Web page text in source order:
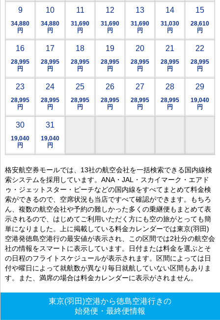
9
34,880
円
10
34,880
円
11
31,690
円
12
31,690
円
13
31,690
円
14
31,030
円
15
28,610
円
16
28,995
円
17
28,995
円
18
28,995
円
19
28,995
円
20
28,995
円
21
28,995
円
22
28,995
円
23
28,995
円
24
28,995
円
25
28,995
円
26
28,995
円
27
28,995
円
28
28,995
円
29
19,040
円
30
19,040
円
31
19,040
円
格安航空券モールでは、13社の航空会社を一括検索できる国内線検
索システムを採用しています。ANA・JAL・スカイマーク・エアド
ゥ・ジェットスター・ピーチなどの国内線をすべてまとめて料金検
索ができるので、空席状況も当店ですべて確認ができます。もちろ
ん、複数の航空会社や予約の難しかった多くの乗継便もまとめて表
示されるので、はじめてご利用いただく方にも空の旅がとっても簡
単になりました。上に掲載している料金カレンダーでは東京(羽田)
空港発徳島空港行の最安値が表示され、この区間では2社分の航空会
社の情報をスマートに表示しています。日付または料金を選ぶとそ
の日程のフライトスケジュールが表示されます。区間によっては日
付や曜日によって就航数が異なり毎日就航していない区間もありま
す。また、満席の場合は料金カレンダーに表示がされません。
東京(羽田)空港から徳島空港行きの
始発便・最終便情報